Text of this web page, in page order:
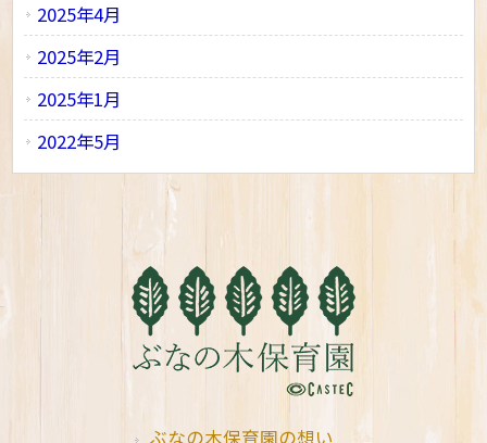
2025年4月
2025年2月
2025年1月
2022年5月
ぶなの木保育園の想い